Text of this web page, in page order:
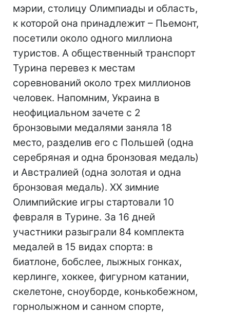
мэрии, столицу Олимпиады и область,
к которой она принадлежит – Пьемонт,
посетили около одного миллиона
туристов. А общественный транспорт
Турина перевез к местам
соревнований около трех миллионов
человек. Напомним, Украина в
неофициальном зачете с 2
бронзовыми медалями заняла 18
место, разделив его с Польшей (одна
серебряная и одна бронзовая медаль)
и Австралией (одна золотая и одна
бронзовая медаль). XX зимние
Олимпийские игры стартовали 10
февраля в Турине. За 16 дней
участники разыграли 84 комплекта
медалей в 15 видах спорта: в
биатлоне, бобслее, лыжных гонках,
керлинге, хоккее, фигурном катании,
скелетоне, сноуборде, конькобежном,
горнолыжном и санном спорте,